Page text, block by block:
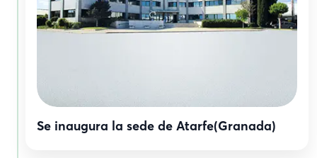
Se inaugura la sede de Atarfe(Granada)